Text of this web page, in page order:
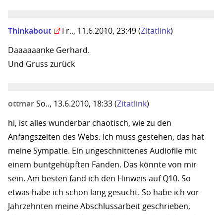
Thinkabout Fr.., 11.6.2010, 23:49 (Zitatlink)
Daaaaaanke Gerhard.
Und Gruss zurück
ottmar So.., 13.6.2010, 18:33 (Zitatlink)
hi, ist alles wunderbar chaotisch, wie zu den
Anfangszeiten des Webs. Ich muss gestehen, das hat
meine Sympatie. Ein ungeschnittenes Audiofile mit
einem buntgehüpften Fanden. Das könnte von mir
sein. Am besten fand ich den Hinweis auf Q10. So
etwas habe ich schon lang gesucht. So habe ich vor
Jahrzehnten meine Abschlussarbeit geschrieben,